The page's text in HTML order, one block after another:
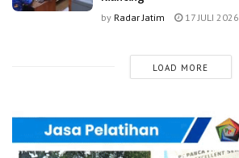
by Radar Jatim 17 JULI 2026
LOAD MORE